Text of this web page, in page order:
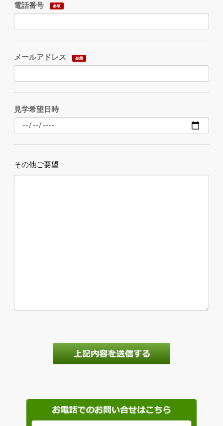
電話番号
メールアドレス
見学希望日時
その他ご要望